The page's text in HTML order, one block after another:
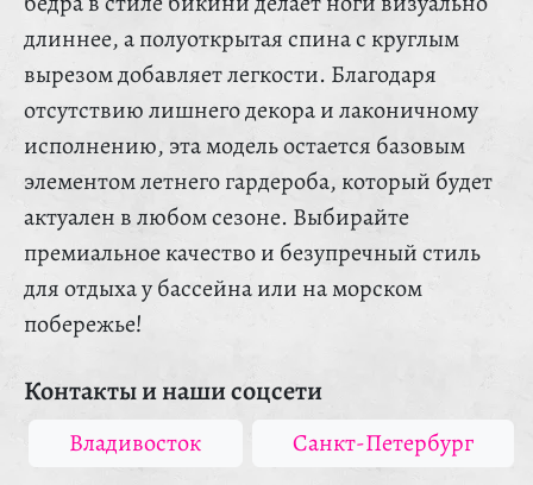
длиннее, а полуоткрытая спина с круглым
вырезом добавляет легкости. Благодаря
отсутствию лишнего декора и лаконичному
исполнению, эта модель остается базовым
элементом летнего гардероба, который будет
актуален в любом сезоне. Выбирайте
премиальное качество и безупречный стиль
для отдыха у бассейна или на морском
побережье!
Контакты и наши соцсети
Владивосток Санкт-Петербург